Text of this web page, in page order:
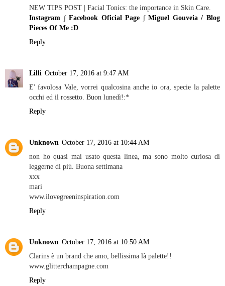
NEW TIPS POST | Facial Tonics: the importance in Skin Care.
Instagram ∫Facebook Oficial Page ∫Miguel Gouveia / Blog
Pieces Of Me :D
Reply
Lilli October 17, 2016 at 9:47 AM
E' favolosa Vale, vorrei qualcosina anche io ora, specie la palette
occhi ed il rossetto. Buon lunedì!:*
Reply
Unknown October 17, 2016 at 10:44 AM
non ho quasi mai usato questa linea, ma sono molto curiosa di
leggerne di più. Buona settimana
xxx
mari
www.ilovegreeninspiration.com
Reply
Unknown October 17, 2016 at 10:50 AM
Clarins è un brand che amo, bellissima là palette!!
www.glitterchampagne.com
Reply